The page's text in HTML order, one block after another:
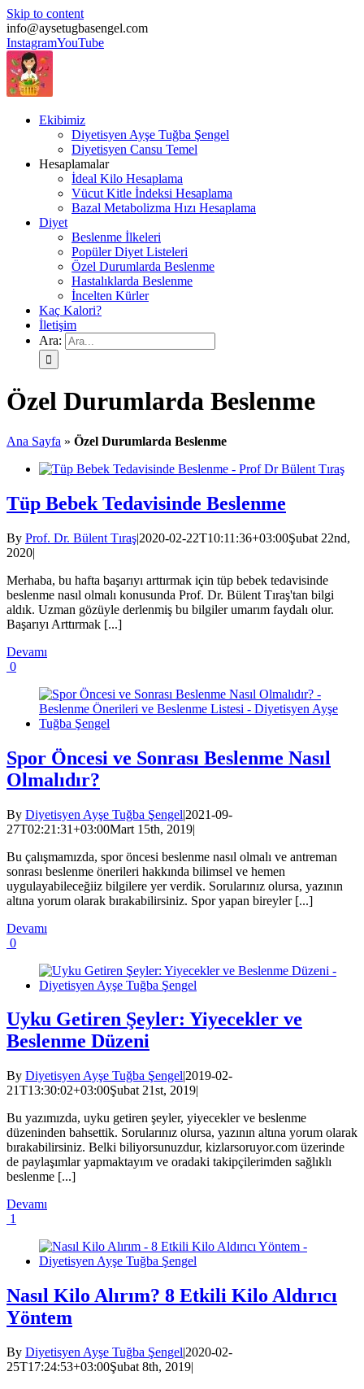
Skip to content
info@aysetugbasengel.com
InstagramYouTube
Ekibimiz
Diyetisyen Ayşe Tuğba Şengel
Diyetisyen Cansu Temel
Hesaplamalar
İdeal Kilo Hesaplama
Vücut Kitle İndeksi Hesaplama
Bazal Metabolizma Hızı Hesaplama
Diyet
Beslenme İlkeleri
Popüler Diyet Listeleri
Özel Durumlarda Beslenme
Hastalıklarda Beslenme
İncelten Kürler
Kaç Kalori?
İletişim
Ara:
Özel Durumlarda Beslenme
Ana Sayfa » Özel Durumlarda Beslenme
Tüp Bebek Tedavisinde Beslenme
By Prof. Dr. Bülent Tıraş|2020-02-22T10:11:36+03:00Şubat 22nd,
2020|
Merhaba, bu hafta başarıyı arttırmak için tüp bebek tedavisinde
beslenme nasıl olmalı konusunda Prof. Dr. Bülent Tıraş'tan bilgi
aldık. Uzman gözüyle derlenmiş bu bilgiler umarım faydalı olur.
Başarıyı Arttırmak [...]
Devamı
0
Spor Öncesi ve Sonrası Beslenme Nasıl
Olmalıdır?
By Diyetisyen Ayşe Tuğba Şengel|2021-09-
27T02:21:31+03:00Mart 15th, 2019|
Bu çalışmamızda, spor öncesi beslenme nasıl olmalı ve antreman
sonrası beslenme önerileri hakkında bilimsel ve hemen
uygulayabileceğiiz bilgilere yer verdik. Sorularınız olursa, yazının
altına yorum olarak bırakabilirsiniz. Spor yapan bireyler [...]
Devamı
0
Uyku Getiren Şeyler: Yiyecekler ve
Beslenme Düzeni
By Diyetisyen Ayşe Tuğba Şengel|2019-02-
21T13:30:02+03:00Şubat 21st, 2019|
Bu yazımızda, uyku getiren şeyler, yiyecekler ve beslenme
düzeninden bahsettik. Sorularınız olursa, yazının altına yorum olarak
bırakabilirsiniz. Belki biliyorsunuzdur, kizlarsoruyor.com üzerinde
de paylaşımlar yapmaktayım ve oradaki takipçilerimden sağlıklı
beslenme [...]
Devamı
1
Nasıl Kilo Alırım? 8 Etkili Kilo Aldırıcı
Yöntem
By Diyetisyen Ayşe Tuğba Şengel|2020-02-
25T17:24:53+03:00Şubat 8th, 2019|